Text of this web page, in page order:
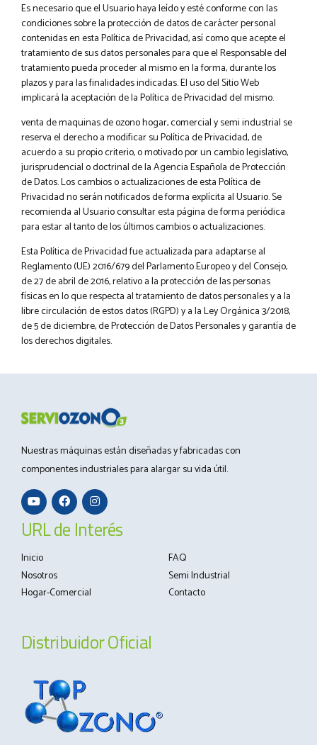
Es necesario que el Usuario haya leído y esté conforme con las
condiciones sobre la protección de datos de carácter personal
contenidas en esta Política de Privacidad, así como que acepte el
tratamiento de sus datos personales para que el Responsable del
tratamiento pueda proceder al mismo en la forma, durante los
plazos y para las finalidades indicadas. El uso del Sitio Web
implicará la aceptación de la Política de Privacidad del mismo.
venta de maquinas de ozono hogar, comercial y semi industrial se
reserva el derecho a modificar su Política de Privacidad, de
acuerdo a su propio criterio, o motivado por un cambio legislativo,
jurisprudencial o doctrinal de la Agencia Española de Protección
de Datos. Los cambios o actualizaciones de esta Política de
Privacidad no serán notificados de forma explícita al Usuario. Se
recomienda al Usuario consultar esta página de forma periódica
para estar al tanto de los últimos cambios o actualizaciones.
Esta Política de Privacidad fue actualizada para adaptarse al
Reglamento (UE) 2016/679 del Parlamento Europeo y del Consejo,
de 27 de abril de 2016, relativo a la protección de las personas
físicas en lo que respecta al tratamiento de datos personales y a la
libre circulación de estos datos (RGPD) y a la Ley Orgánica 3/2018,
de 5 de diciembre, de Protección de Datos Personales y garantía de
los derechos digitales.
Nuestras máquinas están diseñadas y fabricadas con
componentes industriales para alargar su vida útil.
URL de Interés
Inicio
FAQ
Nosotros
Semi Industrial
Hogar-Comercial
Contacto
Distribuidor Oficial